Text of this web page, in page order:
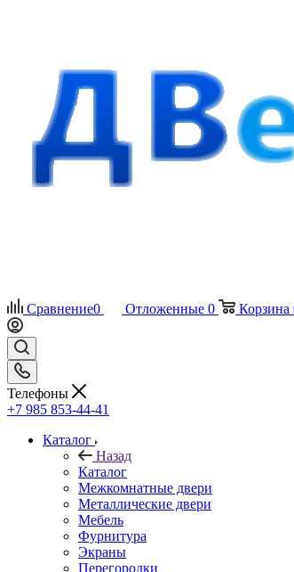
Сравнение0 Отложенные 0 Корзина
Телефоны
+7 985 853-44-41
Каталог
Назад
Каталог
Межкомнатные двери
Металлические двери
Мебель
Фурнитура
Экраны
Перегородки